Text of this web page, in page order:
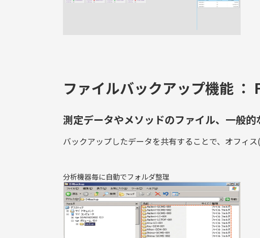
ファイルバックアップ機能
測定データやメソッドのファイル、一般
バックアップしたデータを共有することで、オフィ
分析機器毎に自動でフォルダ整理